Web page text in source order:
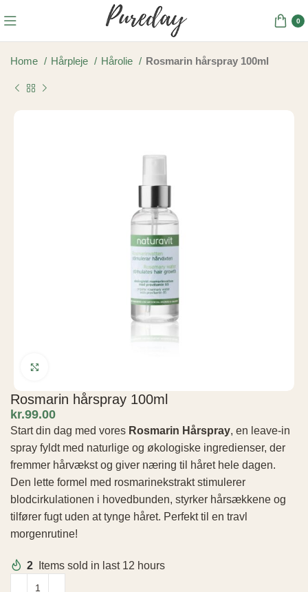
0
Home Hårpleje Hårolie Rosmarin hårspray 100ml
Rosmarin hårspray 100ml
kr.
Start din dag med vores Rosmarin Hårspray, en leave-in
spray fyldt med naturlige og økologiske ingredienser, der
fremmer hårvækst og giver næring til håret hele dagen.
Den lette formel med rosmarinekstrakt stimulerer
blodcirkulationen i hovedbunden, styrker hårsækkene og
tilfører fugt uden at tynge håret. Perfekt til en travl
morgenrutine!
2 Items sold in last 12 hours